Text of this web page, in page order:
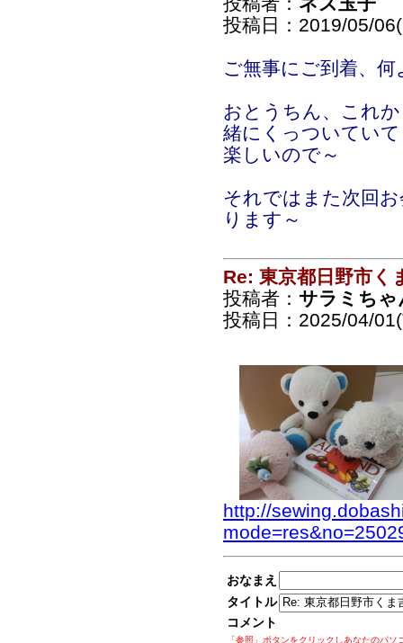
投稿日：2019/05/
ご無事にご到着、
おとうちん、これ
緒にくっついてい
楽しいので～
それではまた次回
ります～
Re: 東京都日野市く
投稿者： サラミちゃ
投稿日：2025/04/
http://
おなまえ
タイトル
コメント
「参照」ボタンをクリックしあなたのパ